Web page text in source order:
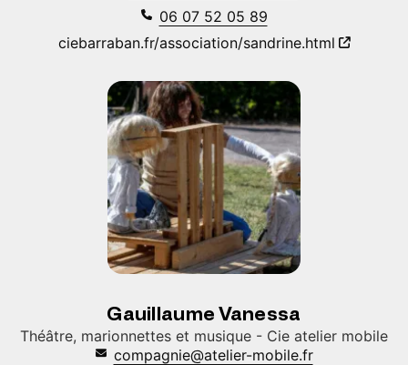
06 07 52 05 89
ciebarraban.fr/association/sandrine.html
Gauillaume Vanessa
Théâtre, marionnettes et musique - Cie atelier mobile
compagnie@atelier-mobile.fr